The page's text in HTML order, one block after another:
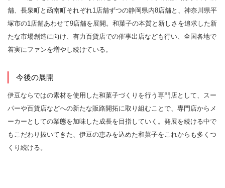
舗、長泉町と函南町それぞれ1店舗ずつの静岡県内8店舗と、神奈川県平
塚市の1店舗あわせて9店舗を展開。和菓子の本質と新しさを追求した新
たな市場創造に向け、有力百貨店での催事出店なども行い、全国各地で
着実にファンを増やし続けている。
今後の展開
伊豆ならではの素材を使用した和菓子づくりを行う専門店として、スー
パーや百貨店などへの新たな販路開拓に取り組むことで、専門店からメ
ーカーとしての業態を加味した成長を目指していく。発展を続ける中で
もこだわり抜いてきた、伊豆の恵みを込めた和菓子をこれからも多くつ
くり続ける。